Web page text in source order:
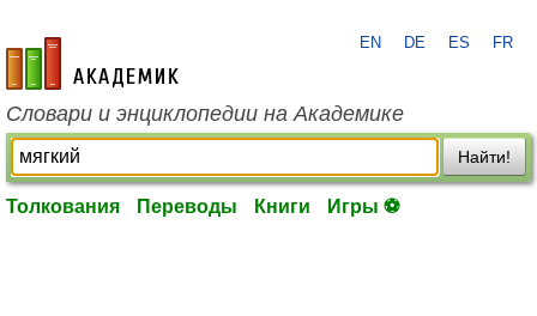
academic.ru
EN DE ES FR
Словари и энциклопедии на Академике
Найти!
Толкования Переводы Книги Игры ⚽